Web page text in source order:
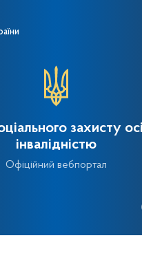
захисту
інвалідністю
Офіційний вебпортал